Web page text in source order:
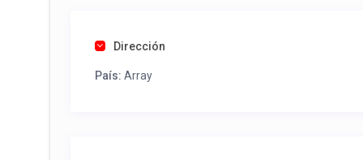
Dirección
País: Array